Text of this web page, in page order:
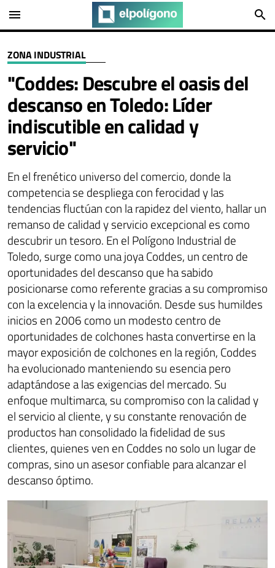
menu search
ZONA INDUSTRIAL
"Coddes: Descubre el oasis del
descanso en Toledo: Líder
indiscutible en calidad y
servicio"
En el frenético universo del comercio, donde la
competencia se despliega con ferocidad y las
tendencias fluctúan con la rapidez del viento, hallar un
remanso de calidad y servicio excepcional es como
descubrir un tesoro. En el Polígono Industrial de
Toledo, surge como una joya Coddes, un centro de
oportunidades del descanso que ha sabido
posicionarse como referente gracias a su compromiso
con la excelencia y la innovación. Desde sus humildes
inicios en 2006 como un modesto centro de
oportunidades de colchones hasta convertirse en la
mayor exposición de colchones en la región, Coddes
ha evolucionado manteniendo su esencia pero
adaptándose a las exigencias del mercado. Su
enfoque multimarca, su compromiso con la calidad y
el servicio al cliente, y su constante renovación de
productos han consolidado la fidelidad de sus
clientes, quienes ven en Coddes no solo un lugar de
compras, sino un asesor confiable para alcanzar el
descanso óptimo.